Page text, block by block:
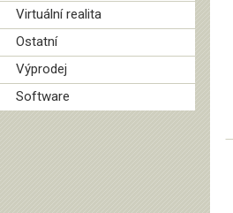
Virtuální realita
Ostatní
Výprodej
Software